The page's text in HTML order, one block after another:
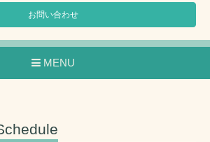
お問い合わせ
MENU